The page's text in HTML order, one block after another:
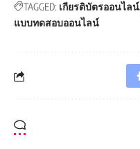
TAGGED: เกียรติบัตรออนไลน์
แบบทดสอบออนไลน์